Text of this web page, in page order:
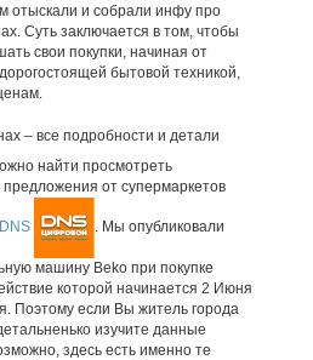
отыскали и собрали инфу про
Суть заключается в том, чтобы
свои покупки, начиная от
бытовой техникой,
– все подробности и детали
найти просмотреть
от супермаркетов
. Мы опубликовали
машину Beko при покупке
которой начинается 2 Июня
Поэтому если Вы житель города
изучите данные
здесь есть именно те